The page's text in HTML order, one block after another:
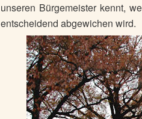
unseren Bürgemeister kennt,
entscheidend abgewichen wird.